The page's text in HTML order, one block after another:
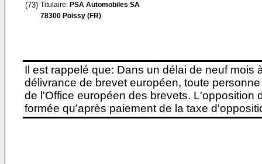
(73) Titulaire: PSA Automobiles SA
78300 Poissy (FR)
Il est rappelé que: Dans un délai de neuf
délivrance de brevet européen, toute
de l'Office européen des brevets. L'opposition
formée qu'après paiement de la taxe